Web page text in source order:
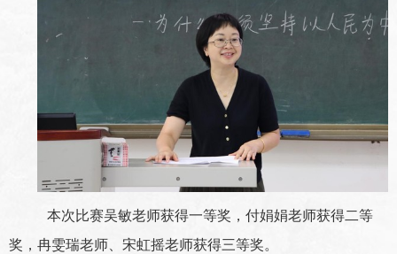
本次比赛吴敏老师获得一等奖，付娟娟老师获得二等
奖，冉雯瑞老师、宋虹摇老师获得三等奖。